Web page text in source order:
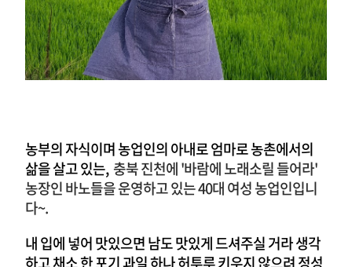
농부의 자식이며 농업인의 아내로 엄마로 농촌에서의
삶을 살고 있는, 충북 진천에 '바람에 노래소릴 들어라'
농장인 바노들을 운영하고 있는 40대 여성 농업인입니
다~.
내 입에 넣어 맛있으면 남도 맛있게 드셔주실 거라 생각
하고 채소 한 포기 과일 하나 허투루 키우지 않으려 정성